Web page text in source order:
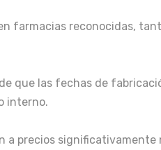
farmacias reconocidas,
que las fechas de
interno​.
a precios significativamente